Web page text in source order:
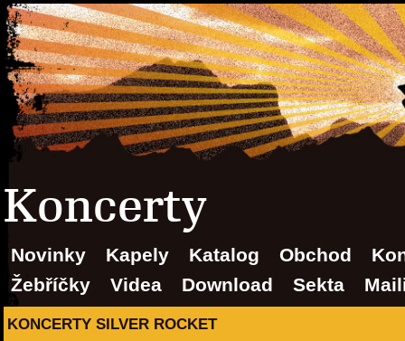
Koncerty
Novinky Kapely Katalog Obchod
Žebříčky
Videa Download Sekta
KONCERTY SILVER ROCKET